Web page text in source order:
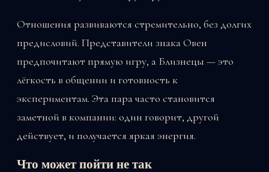
Отношения развиваются стремительно, без долгих
предисловий. Представители знака Овен
предпочитают прямую игру, а Близнецы — это
лёгкость в общении и готовность к
экспериментам. Эта пара часто становится
заметной в компании: один говорит, другой
действует, и получается яркая энергия.
Что может пойти не так